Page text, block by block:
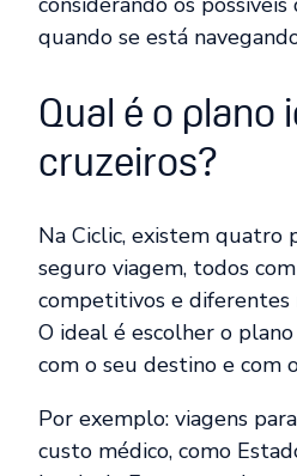
quando se está
Qual é o plano
cruzeiros?
Na Ciclic, existem quatro
seguro viagem, todos
competitivos e diferentes
O ideal é escolher o
com o seu destino e com
Por exemplo: viagens
custo médico, como